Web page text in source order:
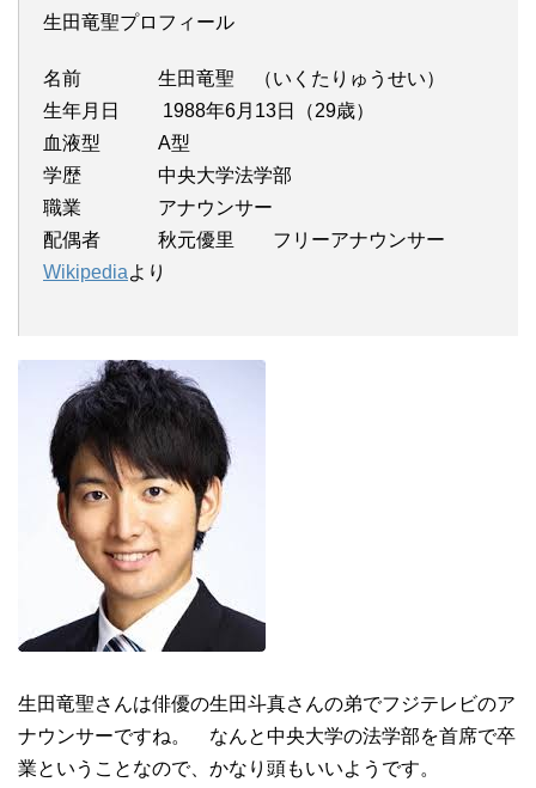
生田竜聖プロフィール
名前 生田竜聖 （いくたりゅうせい）
生年月日 1988年6月13日（29歳）
血液型 A型
学歴 中央大学法学部
職業 アナウンサー
配偶者 秋元優里 フリーアナウンサー
Wikipediaより
生田竜聖さんは俳優の生田斗真さんの弟でフジテレビのア
ナウンサーですね。 なんと中央大学の法学部を首席で卒
業ということなので、かなり頭もいいようです。